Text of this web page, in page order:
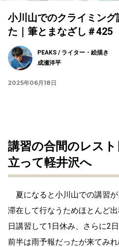
小川山でのクライミン
た｜筆とまなざし＃425
PEAKS / ライター・絵描き
成瀬洋平
2025年06月18日
講習の合間のレス
立って軽井沢へ
夏になると小川山での講習
滞在して行なうためほとんど
日講習して1 日休み、さらに2
前半は雨予報だったが来てみ